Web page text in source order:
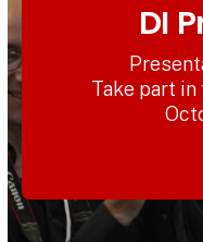
DI
Take part in